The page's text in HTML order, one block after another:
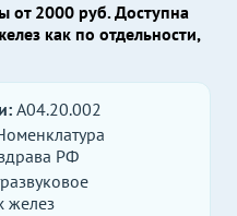
от 2000 руб. Доступна
как по отдельности,
A04.20.002
РФ
желез